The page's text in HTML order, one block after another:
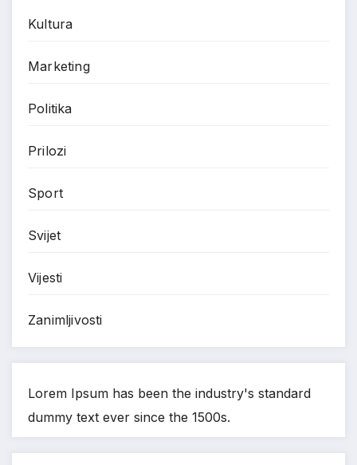
Kultura
Marketing
Politika
Prilozi
Sport
Svijet
Vijesti
Zanimljivosti
Lorem Ipsum has been the industry's standard
dummy text ever since the 1500s.